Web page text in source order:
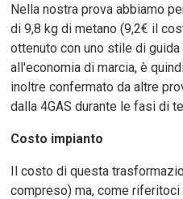
Nella nostra prova abbiamo
di 9,8 kg di metano (9,2€ il
ottenuto con uno stile di
all'economia di marcia, è
inoltre confermato da altre
dalla 4GAS durante le fasi di
Costo impianto
Il costo di questa
compreso) ma, come